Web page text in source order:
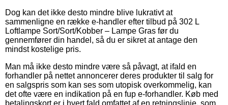
Dog kan det ikke desto mindre blive lukrativt at
sammenligne en række e-handler efter tilbud på 302 L
Loftlampe Sort/Sort/Kobber – Lampe Gras før du
gennemfører din handel, så du er sikret at antage den
mindst kostelige pris.
Man må ikke desto mindre være så påvagt, at ifald en
forhandler på nettet annoncerer deres produkter til salg for
en salgspris som kan ses som utopisk overkommelig, kan
det ofte være en indikation på en fup e-forhandler. Køb med
betalingskort er i hvert fald omfattet af en retningslinje, som